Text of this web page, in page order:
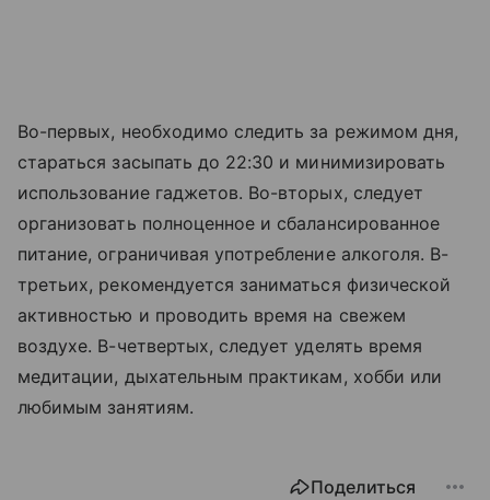
Во-первых, необходимо следить за режимом дня,
стараться засыпать до 22:30 и минимизировать
использование гаджетов. Во-вторых, следует
организовать полноценное и сбалансированное
питание, ограничивая употребление алкоголя. В-
третьих, рекомендуется заниматься физической
активностью и проводить время на свежем
воздухе. В-четвертых, следует уделять время
медитации, дыхательным практикам, хобби или
любимым занятиям.
Поделиться